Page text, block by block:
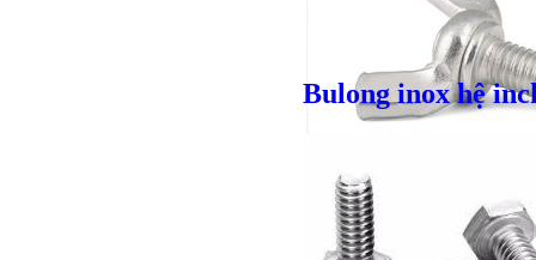
Giá bánVND
Bulong inox hệ